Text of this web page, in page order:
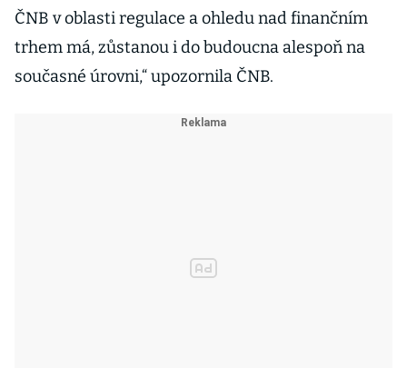
ČNB v oblasti regulace a ohledu nad finančním
trhem má, zůstanou i do budoucna alespoň na
současné úrovni,“ upozornila ČNB.